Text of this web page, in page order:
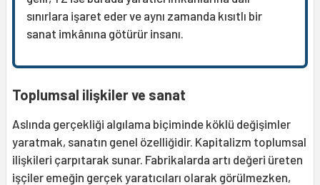
sınırlara işaret eder ve aynı zamanda kısıtlı bir
sanat imkânına götürür insanı.
Toplumsal ilişkiler ve sanat
Aslında gerçekliği algılama biçiminde köklü değişimler
yaratmak, sanatın genel özelliğidir. Kapitalizm toplumsal
ilişkileri çarpıtarak sunar. Fabrikalarda artı değeri üreten
işçiler emeğin gerçek yaratıcıları olarak görülmezken,